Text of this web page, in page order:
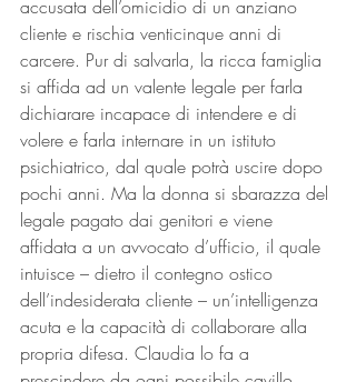
accusata dell’omicidio di un anziano
cliente e rischia venticinque anni di
carcere. Pur di salvarla, la ricca famiglia
si affida ad un valente legale per farla
dichiarare incapace di intendere e di
volere e farla internare in un istituto
psichiatrico, dal quale potrà uscire dopo
pochi anni. Ma la donna si sbarazza del
legale pagato dai genitori e viene
affidata a un avvocato d’ufficio, il quale
intuisce – dietro il contegno ostico
dell’indesiderata cliente – un’intelligenza
acuta e la capacità di collaborare alla
propria difesa. Claudia lo fa a